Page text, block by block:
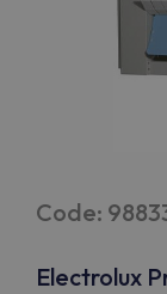
Code:
Electrolux